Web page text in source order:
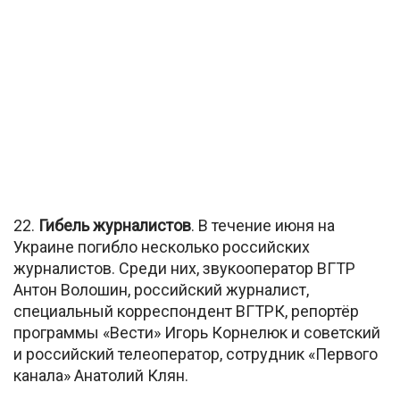
22. Гибель журналистов. В течение июня на
Украине погибло несколько российских
журналистов. Среди них, звукооператор ВГТР
Антон Волошин, российский журналист,
специальный корреспондент ВГТРК, репортёр
программы «Вести» Игорь Корнелюк и советский
и российский телеоператор, сотрудник «Первого
канала» Анатолий Клян.